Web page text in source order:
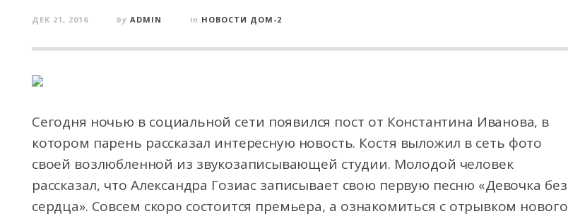
ДЕК 21, 2016 by ADMIN in НОВОСТИ ДОМ-2
Сегодня ночью в социальной сети появился пост от Константина Иванова, в
котором парень рассказал интересную новость. Костя выложил в сеть фото
своей возлюбленной из звукозаписывающей студии. Молодой человек
рассказал, что Александра Гозиас записывает свою первую песню «Девочка без
сердца». Совсем скоро состоится премьера, а ознакомиться с отрывком нового